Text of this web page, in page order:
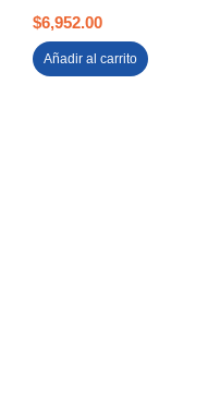
$6,952.00
Añadir al carrito